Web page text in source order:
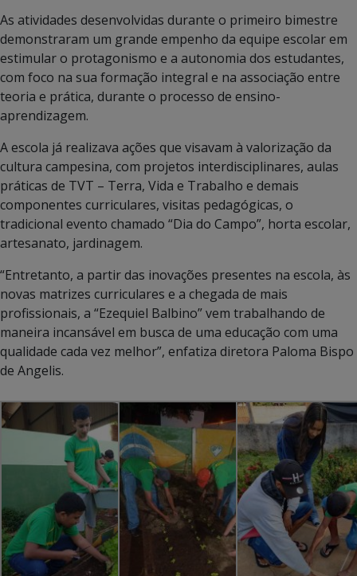
As atividades desenvolvidas durante o primeiro bimestre
demonstraram um grande empenho da equipe escolar em
estimular o protagonismo e a autonomia dos estudantes,
com foco na sua formação integral e na associação entre
teoria e prática, durante o processo de ensino-
aprendizagem.
A escola já realizava ações que visavam à valorização da
cultura campesina, com projetos interdisciplinares, aulas
práticas de TVT – Terra, Vida e Trabalho e demais
componentes curriculares, visitas pedagógicas, o
tradicional evento chamado “Dia do Campo”, horta escolar,
artesanato, jardinagem.
“Entretanto, a partir das inovações presentes na escola, às
novas matrizes curriculares e a chegada de mais
profissionais, a “Ezequiel Balbino” vem trabalhando de
maneira incansável em busca de uma educação com uma
qualidade cada vez melhor”, enfatiza diretora Paloma Bispo
de Angelis.